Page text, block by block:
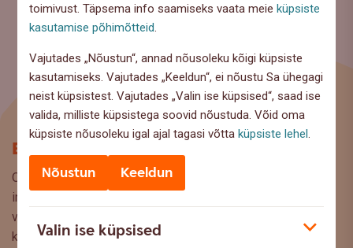
toimivust. Täpsema info saamiseks vaata meieküpsiste
kasutamise põhimõtteid
Vajutades „Nõustun“, annad nõusoleku kõigi küpsiste
kasutamiseks. Vajutades „Keeldun“, ei nõustu Sa ühegagi
neist küpsistest. Vajutades „Valin ise küpsised“, saad ise
valida, milliste küpsistega soovid nõustuda. Võid oma
küpsiste nõusoleku igal ajal tagasi võttaküpsiste lehel
Nõustun Keeldun
Valin ise küpsised
Blogi
Oled Swedbanki blogi lehel, kus pakume lugejaile huvitavat
infot ja kasulikke nõuandeid, et saaksite teha kaalutud
valikuid oma rahaasjade korraldamisel. Ootame väga teie
küsimusi, ettepanekuid ja arvamusi, millistel teemadel siit